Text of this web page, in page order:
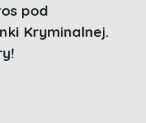
pod
Kryminalnej.